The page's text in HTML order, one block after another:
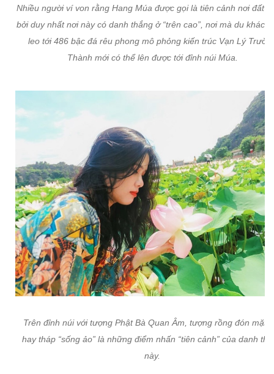
Nhiều người ví von rằng Hang Múa được gọi là tiên cảnh nơi đất
bởi duy nhất nơi này có danh thắng ở “trên cao”, nơi mà du khách
leo tới 486 bậc đá rêu phong mô phỏng kiến trúc Vạn Lý
Thành mới có thể lên được tới đỉnh núi Múa.
Trên đỉnh núi với tượng Phật Bà Quan Âm, tượng rồng đón mặt
hay tháp “sống ảo” là những điểm nhấn “tiên cảnh” của danh
này.